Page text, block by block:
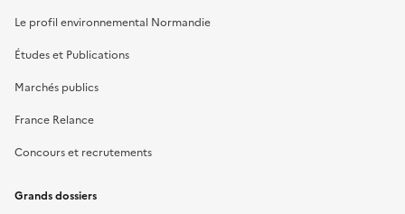
Le profil environnemental Normandie
Études et Publications
Marchés publics
France Relance
Concours et recrutements
Grands dossiers